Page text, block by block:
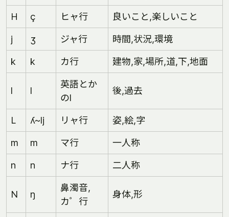
H ç ヒャ行 良いこと,楽しいこと
j ʒ ジャ行 時間,状況,環境
k k カ行 建物,家,場所,道,下,地面
l l
英語とか
のl
後,過去
L ʎ~lj リャ行 姿,絵,字
m m マ行 一人称
n n ナ行 二人称
N ŋ
鼻濁音,
カ゜行
身体,形